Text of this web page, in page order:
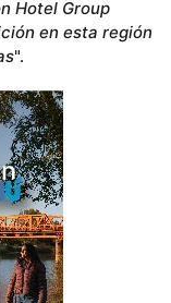
Hotel Group
en esta región
".